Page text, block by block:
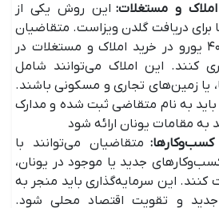
و مستغلات: این روش یکی از
برای دریافت گلدن ویزاست. متقاضیان
باید حداقل ۴۰۰,۰۰۰ یورو در خرید املاک و مستغلات در
کنند. این املاک می‌توانند شامل
یا زمین‌های تجاری و مسکونی باشند.
باید به نام متقاضی ثبت شده و مدارک
به مقامات یونان ارائه شود
متقاضیان می‌توانند با
جدید یا موجود در یونان،
کنند. این سرمایه‌گذاری باید منجر به
و تقویت اقتصاد محلی شود.